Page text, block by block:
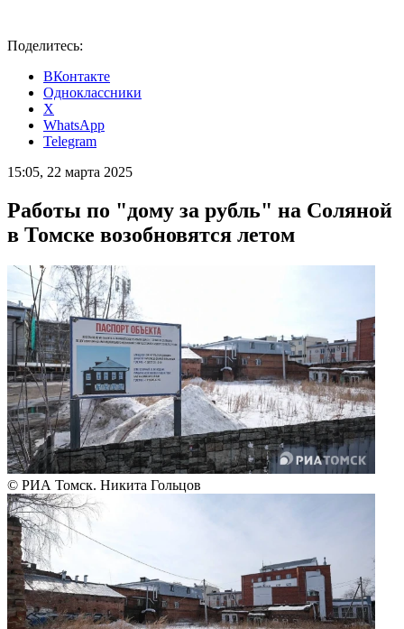
Поделитесь:
ВКонтакте
Одноклассники
X
WhatsApp
Telegram
15:05, 22 марта 2025
Работы по "дому за рубль" на Соляной
в Томске возобновятся летом
© РИА Томск. Никита Гольцов